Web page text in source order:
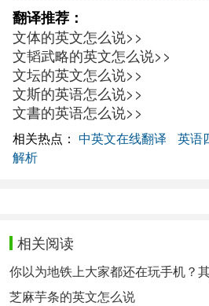
翻译推荐：
文体的英文怎么说>>
文韬武略的英文怎么说>>
文坛的英文怎么说>>
文斯的英语怎么说>>
文書的英语怎么说>>
相关热点： 中英文在线翻译
英语
解析
相关阅读
你以为地铁上大家都还在玩手机？
芝麻芋条的英文怎么说